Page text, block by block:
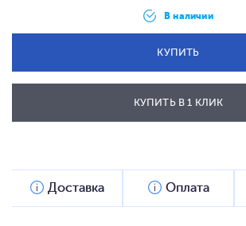
В наличии
КУПИТЬ
КУПИТЬ В 1 КЛИК
Доставка Оплата